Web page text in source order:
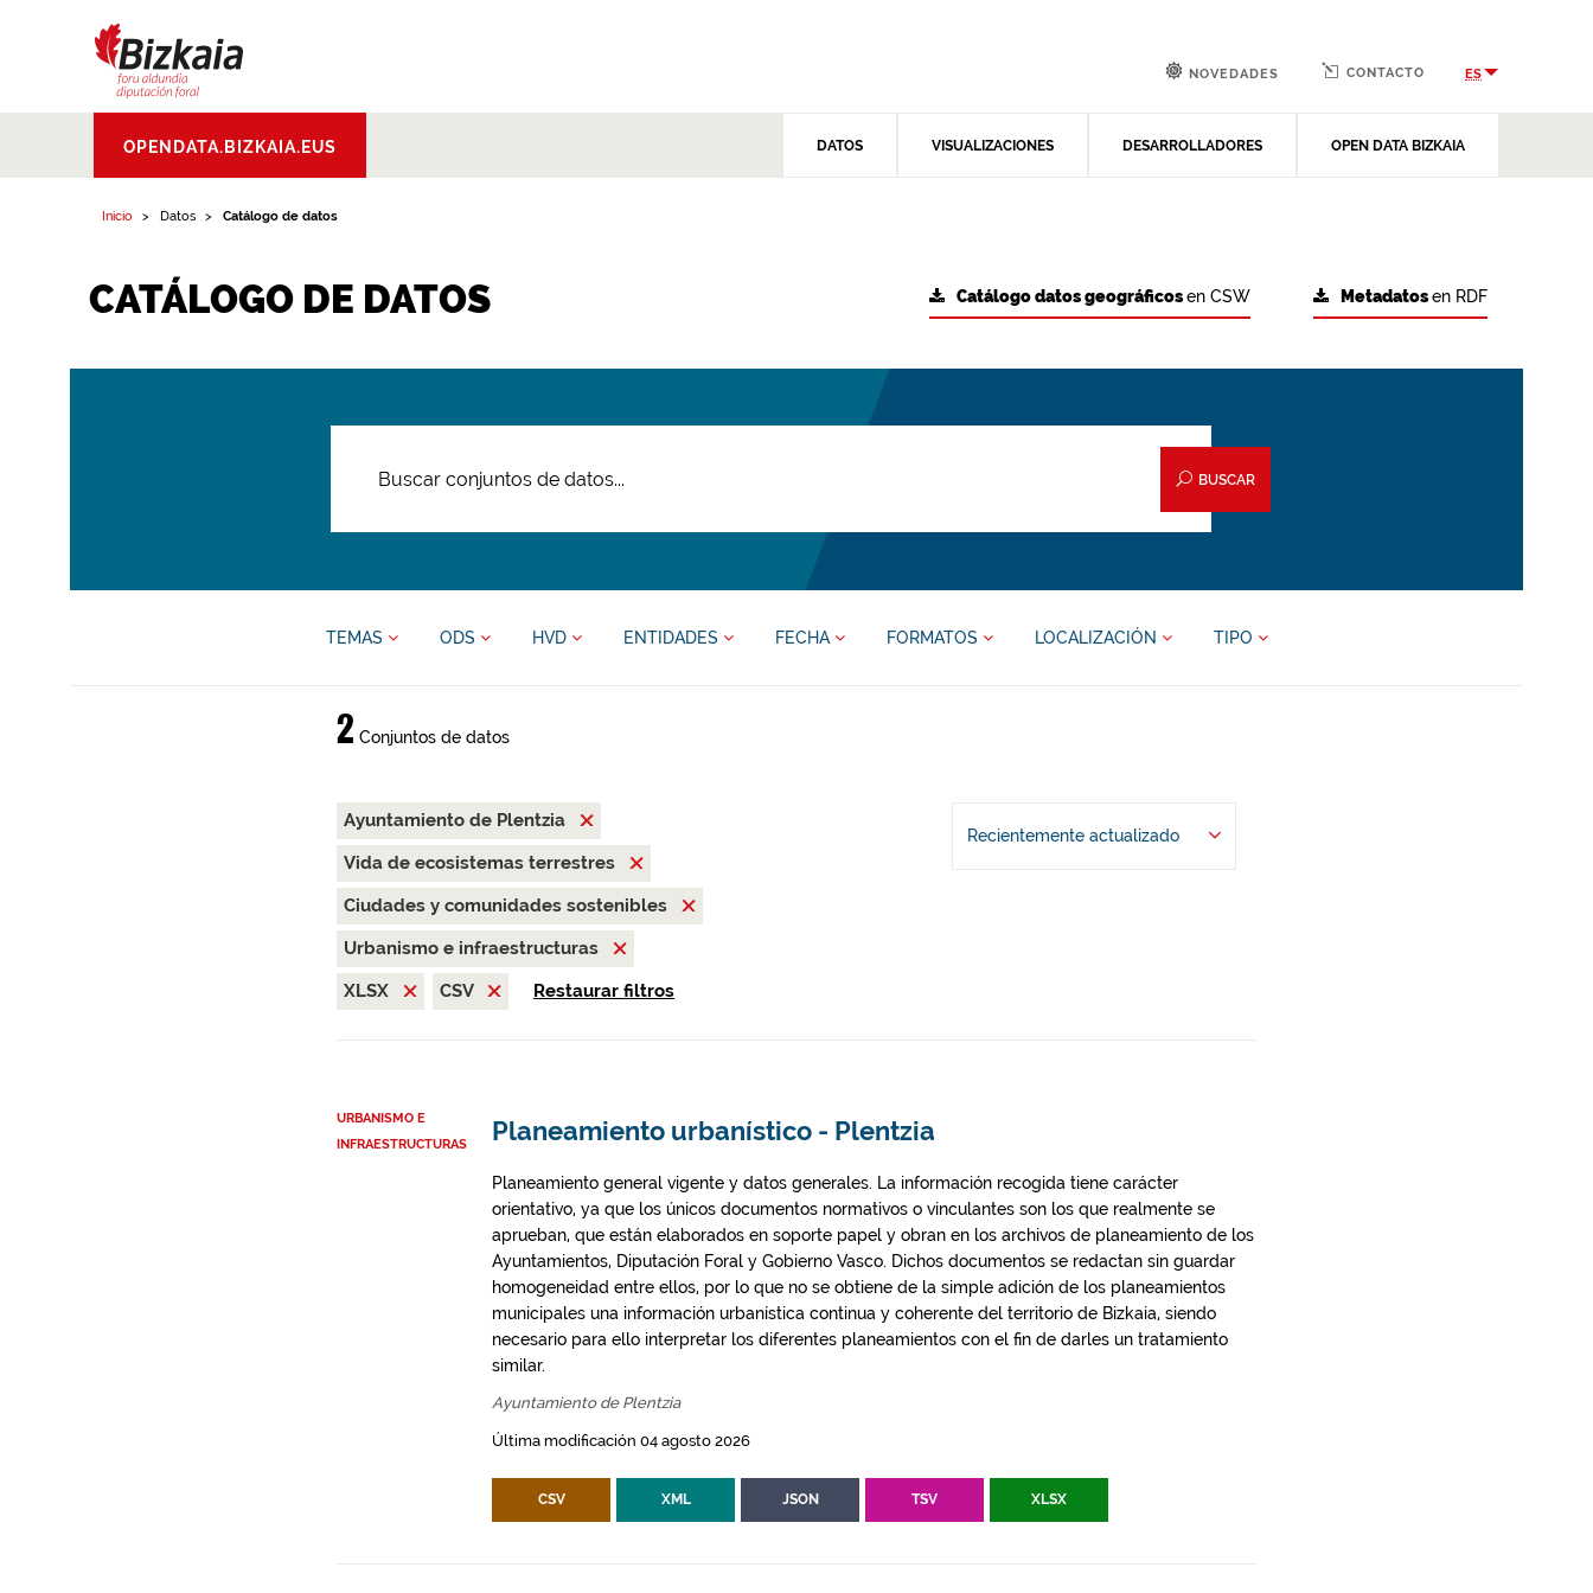
Aldundia.Diputacion
Foral de Bizkaia
OPENDATA.BIZKAIA.EUS DATOS VISUALIZACIONES DESARROLLADORES OPEN DATA BIZKAIA
NOVEDADES CONTACTO ES
Inicio Datos Catálogo de datos
CATÁLOGO DE DATOS Metadatosen RDF
Catálogo datos geográficosen CSW
BUSCAR
TEMAS ODS HVD ENTIDADES FECHA FORMATOS LOCALIZACIÓN TIPO
2 Conjuntos de datos
Ayuntamiento de Plentzia
Vida de ecosistemas terrestres
Ciudades y comunidades sostenibles
Urbanismo e infraestructuras
XLSX
CSV Restaurar filtros
Recientemente actualizado
URBANISMO E
INFRAESTRUCTURAS
Planeamiento urbanístico - Plentzia
Planeamiento general vigente y datos generales. La información recogida tiene carácter
orientativo, ya que los únicos documentos normativos o vinculantes son los que realmente se
aprueban, que están elaborados en soporte papel y obran en los archivos de planeamiento de los
Ayuntamientos, Diputación Foral y Gobierno Vasco. Dichos documentos se redactan sin guardar
homogeneidad entre ellos, por lo que no se obtiene de la simple adición de los planeamientos
municipales una información urbanística continua y coherente del territorio de Bizkaia, siendo
necesario para ello interpretar los diferentes planeamientos con el fin de darles un tratamiento
similar.
Ayuntamiento de Plentzia
Última modificación 04 agosto 2026
CSV XML JSON TSV XLSX